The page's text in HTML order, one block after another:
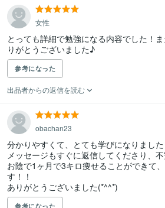
女性
とっても詳細で勉強になる内容でした！
りがとうございました♪
参考になった
出品者からの返信を読む
obachan23
分かりやすくて、とても学びになりました
メッセージもすぐに返信してくださり、
お陰で1ヶ月で3キロ痩せることができて
す！！
参考になった